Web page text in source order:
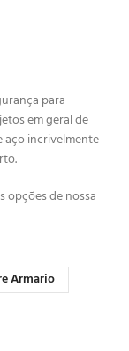
para
em geral de
aço incrivelmente
opções de nossa
Armario